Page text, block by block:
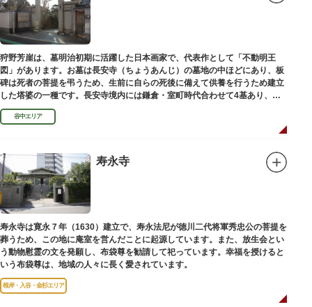
狩野芳崖は、墓明治初期に活躍した日本画家で、代表作として「不動明王
図」があります。お墓は長安寺（ちょうあんじ）の墓地の中ほどにあり、板
碑は死者の菩提を弔うため、生前に自らの死後に備えて供養を行うため建立
した塔婆の一種です。長安寺境内には鎌倉・室町時代合わせて4基あり、
「長安寺板碑」として台東区の有形文化財に指定されています。
谷中エリア
寿永寺
寿永寺は寛永７年（1630）建立で、寿永法尼が徳川二代将軍秀忠公の菩提を
葬うため、この地に庵室を営んだことに起源しています。また、放生会とい
う動物慰霊の文を発願し、布袋尊を勧請して祀っています。幸福を授けると
いう布袋尊は、地域の人々に長く愛されています。
根岸・入谷・金杉エリア